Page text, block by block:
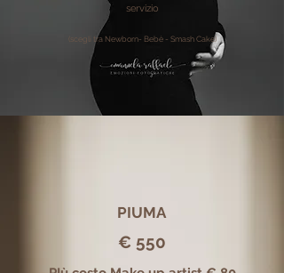
servizio
(scegli tra Newborn- Bebè - Smash Cake)
PIUMA
€ 550